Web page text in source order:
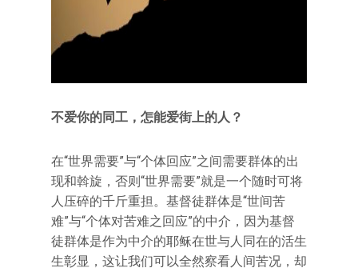
不爱你的同工，怎能爱街上的人？
在“世界需要”与“个体回应”之间需要群体的出
现和斡旋，否则“世界需要”就是一个随时可将
人压碎的千斤重担。基督徒群体是“世间苦
难”与“个体对苦难之回应”的中介，因为基督
徒群体是作为中介的耶稣在世与人同在的活生
生彰显，这让我们可以全然察看人间苦况，却